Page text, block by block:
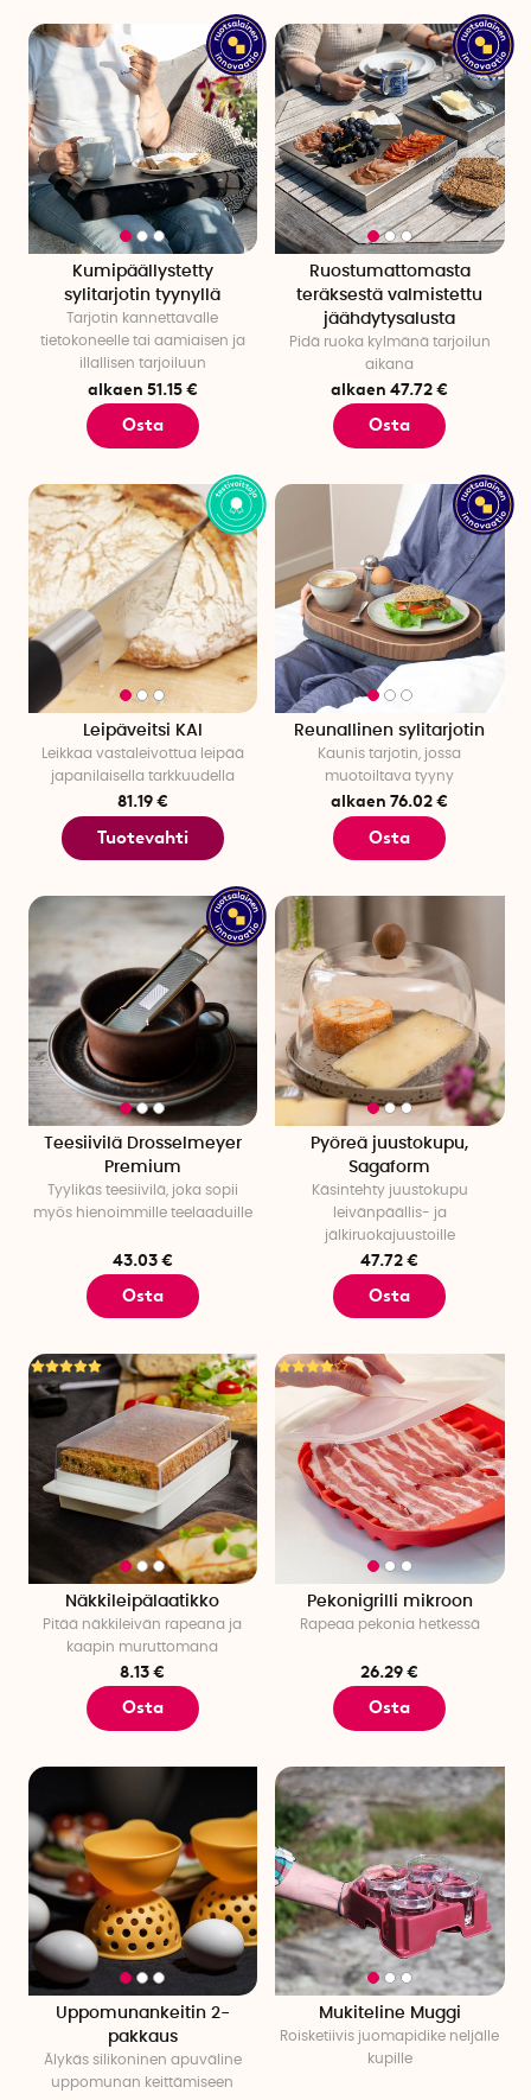
Kumipäällystetty
sylitarjotin tyynyllä
Tarjotin kannettavalle
tietokoneelle tai aamiaisen ja
illallisen tarjoiluun
alkaen 51.15 €
Osta
Ruostumattomasta
teräksestä valmistettu
jäähdytysalusta
Pidä ruoka kylmänä tarjoilun
aikana
alkaen 47.72 €
Osta
Leipäveitsi KAI
Leikkaa vastaleivottua leipää
japanilaisella tarkkuudella
81.19 €
Tuotevahti
Reunallinen sylitarjotin
Kaunis tarjotin, jossa
muotoiltava tyyny
alkaen 76.02 €
Osta
Teesiivilä Drosselmeyer
Premium
Tyylikäs teesiivilä, joka sopii
myös hienoimmille teelaaduille
43.03 €
Osta
Pyöreä juustokupu,
Sagaform
Käsintehty juustokupu
leivänpäällis- ja
jälkiruokajuustoille
47.72 €
Osta
Näkkileipälaatikko
Pitää näkkileivän rapeana ja
kaapin muruttomana
8.13 €
Osta
Pekonigrilli mikroon
Rapeaa pekonia hetkessä
26.29 €
Osta
Uppomunankeitin 2-
pakkaus
Älykäs silikoninen apuväline
uppomunan keittämiseen
Mukiteline Muggi
Roisketiivis juomapidike neljälle
kupille